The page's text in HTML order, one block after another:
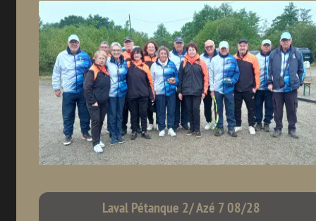
Laval Pétanque 2/ Azé 7 08/28